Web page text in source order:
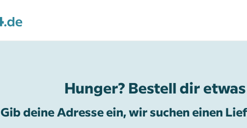
Hunger? Bestell dir
Gib deine Adresse ein, wir suchen einen